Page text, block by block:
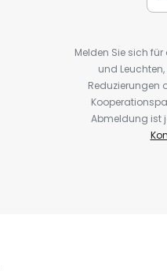
Melden Sie sich
und
Reduzierungen
Abmeldung ist